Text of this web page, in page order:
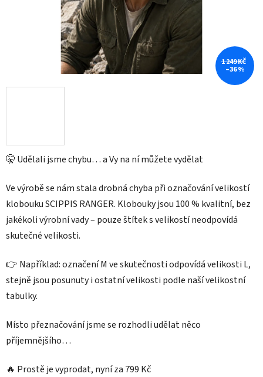
🤫 Udělali jsme chybu… a Vy na ní můžete vydělat
Ve výrobě se nám stala drobná chyba při označování velikostí
klobouku SCIPPIS RANGER. Klobouky jsou 100 % kvalitní, bez
jakékoli výrobní vady – pouze štítek s velikostí neodpovídá
skutečné velikosti.
👉 Například: označení M ve skutečnosti odpovídá velikosti L,
stejně jsou posunuty i ostatní velikosti podle naší velikostní
tabulky.
Místo přeznačování jsme se rozhodli udělat něco
příjemnějšího…
🔥 Prostě je vyprodat, nyní za 799 Kč
1 249 KČ
–36 %